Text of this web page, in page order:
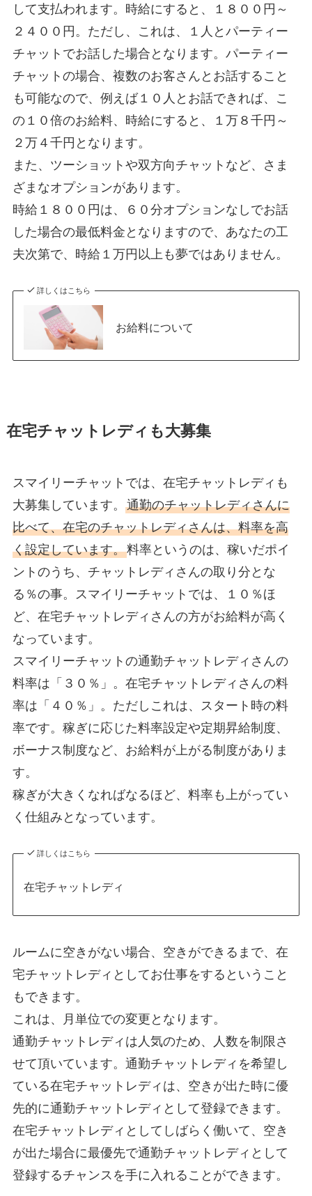
して支払われます。時給にすると、１８００円～
２４００円。ただし、これは、１人とパーティー
チャットでお話した場合となります。パーティー
チャットの場合、複数のお客さんとお話すること
も可能なので、例えば１０人とお話できれば、こ
の１０倍のお給料、時給にすると、１万８千円～
２万４千円となります。
また、ツーショットや双方向チャットなど、さま
ざまなオプションがあります。
時給１８００円は、６０分オプションなしでお話
した場合の最低料金となりますので、あなたの工
夫次第で、時給１万円以上も夢ではありません。
詳しくはこちら
お給料について
在宅チャットレディも大募集
スマイリーチャットでは、在宅チャットレディも
大募集しています。 通勤のチャットレディさんに
比べて、在宅のチャットレディさんは、料率を高
く設定しています。料率というのは、稼いだポイ
ントのうち、チャットレディさんの取り分とな
る％の事。スマイリーチャットでは、１０％ほ
ど、在宅チャットレディさんの方がお給料が高く
なっています。
スマイリーチャットの通勤チャットレディさんの
料率は「３０％」。在宅チャットレディさんの料
率は「４０％」。ただしこれは、スタート時の料
率です。稼ぎに応じた料率設定や定期昇給制度、
ボーナス制度など、お給料が上がる制度がありま
す。
稼ぎが大きくなればなるほど、料率も上がってい
く仕組みとなっています。
詳しくはこちら
在宅チャットレディ
ルームに空きがない場合、空きができるまで、在
宅チャットレディとしてお仕事をするということ
もできます。
これは、月単位での変更となります。
通勤チャットレディは人気のため、人数を制限さ
せて頂いています。通勤チャットレディを希望し
ている在宅チャットレディは、空きが出た時に優
先的に通勤チャットレディとして登録できます。
在宅チャットレディとしてしばらく働いて、空き
が出た場合に最優先で通勤チャットレディとして
登録するチャンスを手に入れることができます。